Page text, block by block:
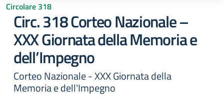
Circolare 318
Circ. 318 Corteo Nazionale –
XXX Giornata della Memoria e
dell’Impegno
Corteo Nazionale - XXX Giornata della
Memoria e dell'Impegno